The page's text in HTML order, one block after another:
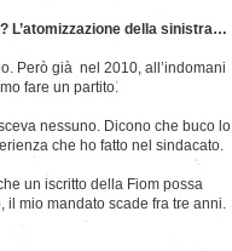
L’atomizzazione della sinistra…
Però già nel 2010, all’indomani
fare un partito.
nessuno. Dicono che buco lo
che ho fatto nel sindacato.
un iscritto della Fiom possa
il mio mandato scade fra tre anni.